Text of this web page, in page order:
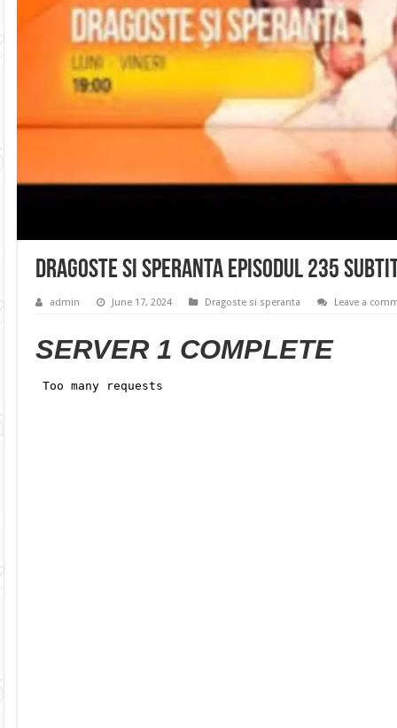
Dragoste si speranta Episodul 235
admin June 17, 2024 Dragoste si speranta Leave a
SERVER 1 COMPLETE